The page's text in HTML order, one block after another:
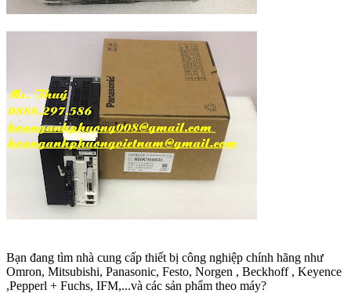
Bạn đang tìm nhà cung cấp thiết bị công nghiệp chính hãng như
Omron, Mitsubishi, Panasonic, Festo, Norgen , Beckhoff , Keyence
,Pepperl + Fuchs, IFM,...và các sản phẩm theo máy?